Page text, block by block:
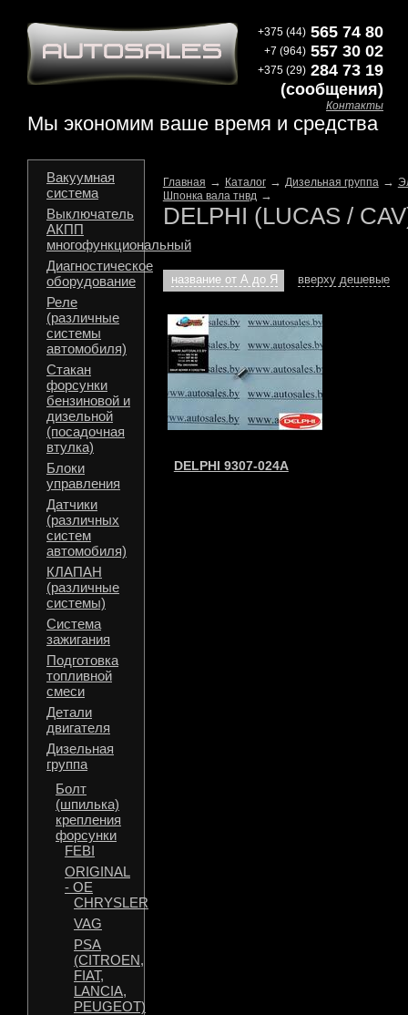
Мы экономим ваше время и средства
+375 (44) 565 74 80
+7 (964) 557 30 02
+375 (29) 284 73 19
(сообщения)
Контакты
Вакуумная
система
Выключатель
АКПП
многофункциональный
Диагностическое
оборудование
Реле
(различные
системы
автомобиля)
Стакан
форсунки
бензиновой и
дизельной
(посадочная
втулка)
Блоки
управления
Датчики
(различных
систем
автомобиля)
КЛАПАН
(различные
системы)
Система
зажигания
Подготовка
топливной
смеси
Детали
двигателя
Дизельная
группа
Болт
(шпилька)
крепления
форсунки
FEBI
ORIGINAL
- OE
CHRYSLER
VAG
PSA
(CITROEN,
FIAT,
LANCIA,
PEUGEOT)
Главная → Каталог→ Дизельная группа→
Шпонка вала тнвд→
DELPHI (LUCAS /
название от А до Я вверху дешевые
DELPHI 9307-024A